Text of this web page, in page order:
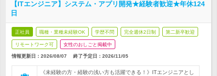
【ITエンジニア】システム・アプリ開発★経験者歓迎★年休124
日
正社員 職種・業種未経験OK 学歴不問 完全週休2日制 第二新卒歓迎
リモートワーク可 女性のおしごと掲載中
情報更新日：2026/08/07 終了予定日： 2026/11/05
《未経験の方・経験の浅い方も活躍できる！》ITエンジニアとし